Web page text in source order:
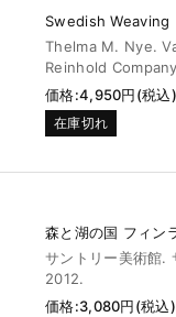
Swedish Weaving
Thelma M. Nye.
Reinhold
価格:4,950円(税込)
在庫切れ
森と湖の国 フィン
サントリー美術館.
2012.
価格:3,080円(税込)